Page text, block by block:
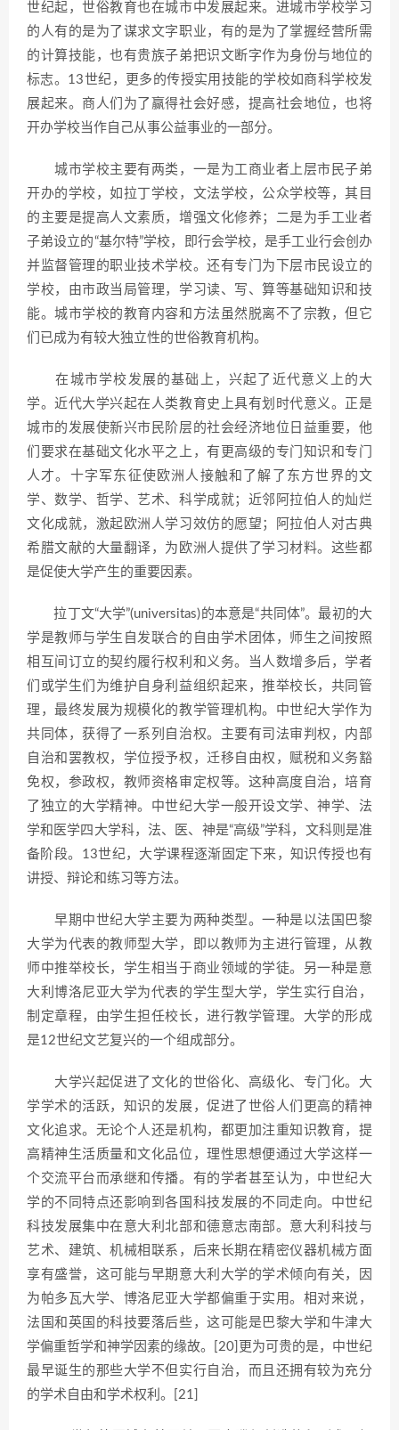
世纪起，世俗教育也在城市中发展起来。进城市学校学习
的人有的是为了谋求文字职业，有的是为了掌握经营所需
的计算技能，也有贵族子弟把识文断字作为身份与地位的
标志。13世纪，更多的传授实用技能的学校如商科学校发
展起来。商人们为了赢得社会好感，提高社会地位，也将
开办学校当作自己从事公益事业的一部分。
城市学校主要有两类，一是为工商业者上层市民子弟
开办的学校，如拉丁学校，文法学校，公众学校等，其目
的主要是提高人文素质，增强文化修养；二是为手工业者
子弟设立的“基尔特”学校，即行会学校，是手工业行会创办
并监督管理的职业技术学校。还有专门为下层市民设立的
学校，由市政当局管理，学习读、写、算等基础知识和技
能。城市学校的教育内容和方法虽然脱离不了宗教，但它
们已成为有较大独立性的世俗教育机构。
在城市学校发展的基础上，兴起了近代意义上的大
学。近代大学兴起在人类教育史上具有划时代意义。正是
城市的发展使新兴市民阶层的社会经济地位日益重要，他
们要求在基础文化水平之上，有更高级的专门知识和专门
人才。十字军东征使欧洲人接触和了解了东方世界的文
学、数学、哲学、艺术、科学成就；近邻阿拉伯人的灿烂
文化成就，激起欧洲人学习效仿的愿望；阿拉伯人对古典
希腊文献的大量翻译，为欧洲人提供了学习材料。这些都
是促使大学产生的重要因素。
拉丁文“大学”(universitas)的本意是“共同体”。最初的大
学是教师与学生自发联合的自由学术团体，师生之间按照
相互间订立的契约履行权利和义务。当人数增多后，学者
们或学生们为维护自身利益组织起来，推举校长，共同管
理，最终发展为规模化的教学管理机构。中世纪大学作为
共同体，获得了一系列自治权。主要有司法审判权，内部
自治和罢教权，学位授予权，迁移自由权，赋税和义务豁
免权，参政权，教师资格审定权等。这种高度自治，培育
了独立的大学精神。中世纪大学一般开设文学、神学、法
学和医学四大学科，法、医、神是“高级”学科，文科则是准
备阶段。13世纪，大学课程逐渐固定下来，知识传授也有
讲授、辩论和练习等方法。
早期中世纪大学主要为两种类型。一种是以法国巴黎
大学为代表的教师型大学，即以教师为主进行管理，从教
师中推举校长，学生相当于商业领域的学徒。另一种是意
大利博洛尼亚大学为代表的学生型大学，学生实行自治，
制定章程，由学生担任校长，进行教学管理。大学的形成
是12世纪文艺复兴的一个组成部分。
大学兴起促进了文化的世俗化、高级化、专门化。大
学学术的活跃，知识的发展，促进了世俗人们更高的精神
文化追求。无论个人还是机构，都更加注重知识教育，提
高精神生活质量和文化品位，理性思想便通过大学这样一
个交流平台而承继和传播。有的学者甚至认为，中世纪大
学的不同特点还影响到各国科技发展的不同走向。中世纪
科技发展集中在意大利北部和德意志南部。意大利科技与
艺术、建筑、机械相联系，后来长期在精密仪器机械方面
享有盛誉，这可能与早期意大利大学的学术倾向有关，因
为帕多瓦大学、博洛尼亚大学都偏重于实用。相对来说，
法国和英国的科技要落后些，这可能是巴黎大学和牛津大
学偏重哲学和神学因素的缘故。[20]更为可贵的是，中世纪
最早诞生的那些大学不但实行自治，而且还拥有较为充分
的学术自由和学术权利。[21]